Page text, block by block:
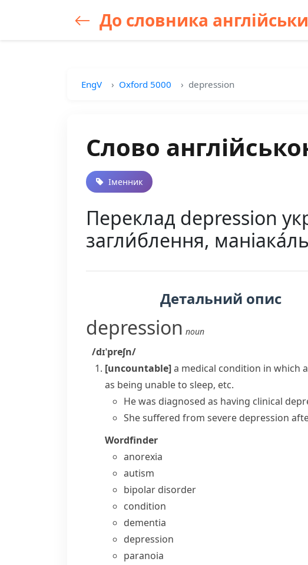
До словника
EngV Oxford 5000 depression
Слово
Іменник
Переклад depression
загли́блення,
Детальний опис
depression noun
/dɪˈpreʃn/
[uncountable]a medical condition in which
as being unable to sleep, etc.
He was diagnosed as having clinical
She suffered from severe depression
Wordfinder
anorexia
autism
bipolar disorder
condition
dementia
depression
paranoia